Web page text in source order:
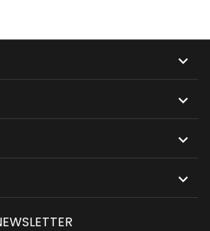



